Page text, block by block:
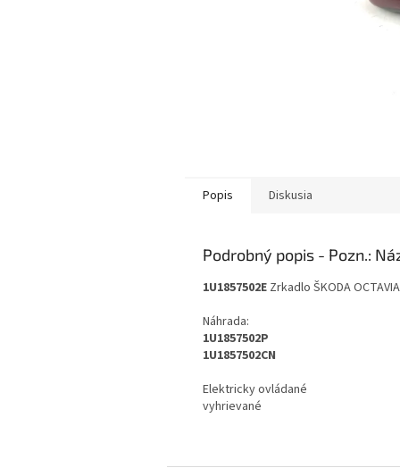
Popis Diskusia
Podrobný popis
1U1857502E Zrkadlo ŠKODA
Náhrada:
1U1857502P
1U1857502CN
Elektricky ovládané
vyhrievané